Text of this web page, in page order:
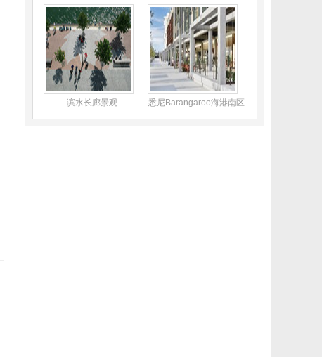
景观
滨水长廊景观
悉尼Barangaroo海港南区
景观